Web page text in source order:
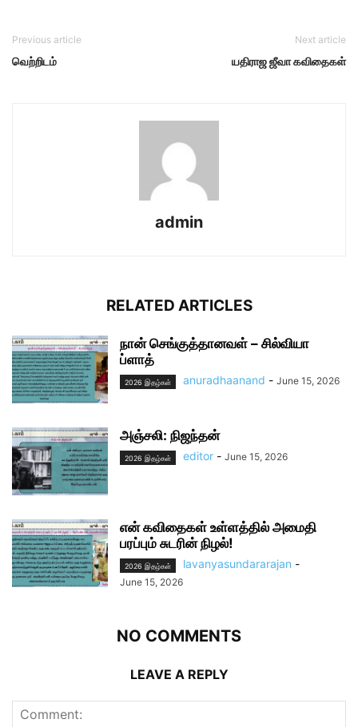
Previous article
வெற்றிடம்
Next article
யதிராஜ ஜீவா கவிதைகள்
admin
RELATED ARTICLES
நான் செங்குத்தானவள் – சில்வியா
ப்ளாத்
2026 இதழ்கள் anuradhaanand - June 15, 2026
அஞ்சலி: நிஜந்தன்
2026 இதழ்கள் editor - June 15, 2026
என் கவிதைகள் உள்ளத்தில் அமைதி
பரப்பும் சுடரின் நிழல்!
2026 இதழ்கள் lavanyasundararajan -
June 15, 2026
NO COMMENTS
LEAVE A REPLY